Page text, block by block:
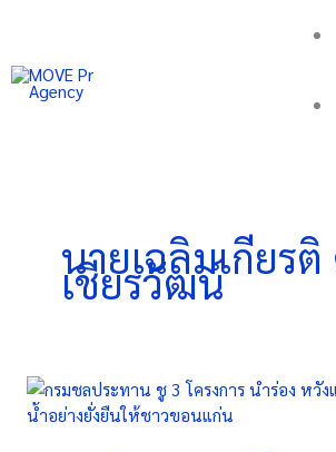
content
นายเฉลิมเกียรติ
เชียรวัฒน์
กรมชลประทาน
ชู